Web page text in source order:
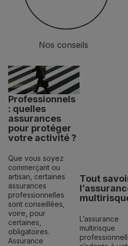
Nos conseils
Professionnels
: quelles
assurances
pour protéger
votre activité ?
Que vous soyez
commerçant ou
artisan, certaines
assurances
professionnelles
sont conseillées,
voire, pour
certaines,
obligatoires.
Assurance
Tout
L’assurance
multirisque